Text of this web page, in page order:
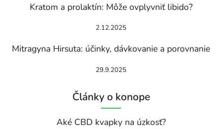
Kratom a prolaktín: Môže ovplyvniť libido?
2.12.2025
Mitragyna Hirsuta: účinky, dávkovanie a porovnanie
29.9.2025
Články o konope
Aké CBD kvapky na úzkosť?